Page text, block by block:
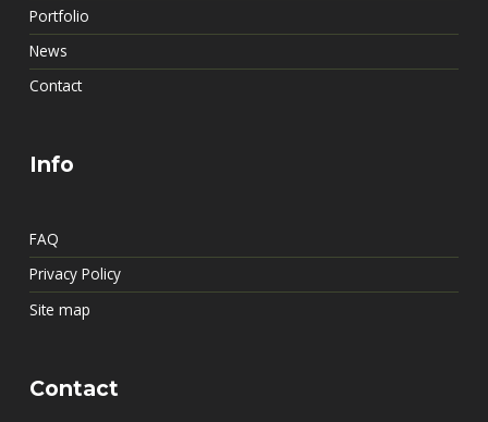
Portfolio
News
Contact
Info
FAQ
Privacy Policy
Site map
Contact